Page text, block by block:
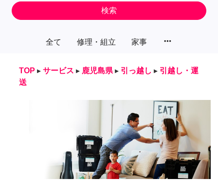
全て 修理・組立 家事 more_horiz
検索
TOP ▸ サービス ▸ 鹿児島県 ▸ 引っ越し ▸ 引越し・運
送